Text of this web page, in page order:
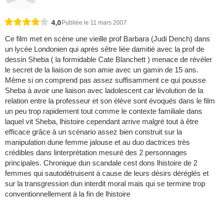
4,0 Publiée le 11 mars 2007
Ce film met en scène une vieille prof Barbara (Judi Dench) dans
un lycée Londonien qui après sêtre liée damitié avec la prof de
dessin Sheba ( la formidable Cate Blanchett ) menace de révéler
le secret de la liaison de son amie avec un gamin de 15 ans.
Même si on comprend pas assez suffisamment ce qui pousse
Sheba à avoir une liaison avec ladolescent car lévolution de la
relation entre la professeur et son élève sont évoqués dans le film
un peu trop rapidement tout comme le contexte familiale dans
laquel vit Sheba, lhistoire cependant arrive malgré tout à être
efficace grâce à un scénario assez bien construit sur la
manipulation dune femme jalouse et au duo dactrices très
crédibles dans linterprétation mesuré des 2 personnages
principales. Chronique dun scandale cest dons lhistoire de 2
femmes qui sautodétruisent à cause de leurs désirs déréglés et
sur la transgression dun interdit moral mais qui se termine trop
conventionnellement à la fin de lhistoire